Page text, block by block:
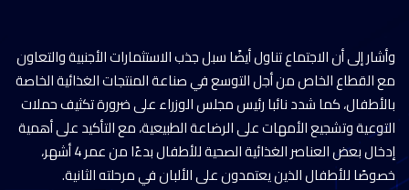
وأشار إلى أن الاجتماع تناول أيضًا سبل جذب الاستثمارات الأجنبية والتعاون
مع القطاع الخاص من أجل التوسع في صناعة المنتجات الغذائية الخاصة
بالأطفال، كما شدد نائبا رئيس مجلس الوزراء على ضرورة تكثيف حملات
التوعية وتشجيع الأمهات على الرضاعة الطبيعية، مع التأكيد على أهمية
إدخال بعض العناصر الغذائية الصحية للأطفال بدءًا من عمر 4 أشهر،
خصوصًا للأطفال الذين يعتمدون على الألبان في مرحلته الثانية.